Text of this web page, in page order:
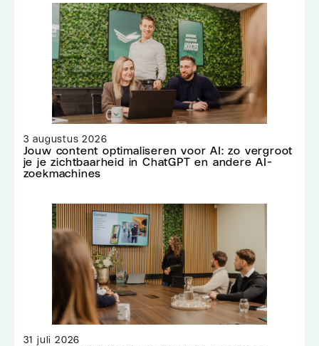
3 augustus 2026
Jouw content optimaliseren voor AI: zo vergroot
je je zichtbaarheid in ChatGPT en andere AI-
zoekmachines
31 juli 2026